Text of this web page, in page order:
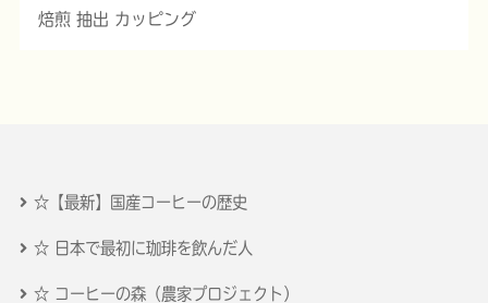
焙煎 抽出 カッピング
☆【最新】国産コーヒーの歴史
☆ 日本で最初に珈琲を飲んだ人
☆ コーヒーの森（農家プロジェクト）